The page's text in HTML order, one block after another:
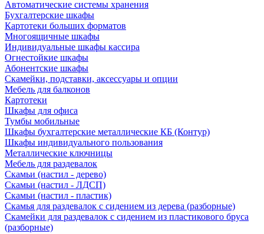
Автоматические системы хранения
Бухгалтерские шкафы
Картотеки больших форматов
Многоящичные шкафы
Индивидуальные шкафы кассира
Огнестойкие шкафы
Абонентские шкафы
Скамейки, подставки, аксессуары и опции
Мебель для балконов
Картотеки
Шкафы для офиса
Тумбы мобильные
Шкафы бухгалтерские металлические КБ (Контур)
Шкафы индивидуального пользования
Металлические ключницы
Мебель для раздевалок
Скамьи (настил - дерево)
Скамьи (настил - ЛДСП)
Скамьи (настил - пластик)
Скамья для раздевалок с сидением из дерева (разборные)
Скамейки для раздевалок с сидением из пластикового бруса
(разборные)